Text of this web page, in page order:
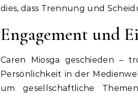
dies, dass Trennung und
Engagement und
Caren Miosga geschieden –
Persönlichkeit in der
um gesellschaftliche